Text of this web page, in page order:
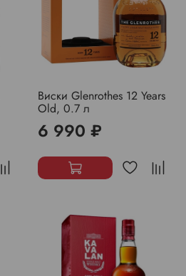
Виски Glenrothes 12 Years
Old, 0.7 л
6 990 ₽